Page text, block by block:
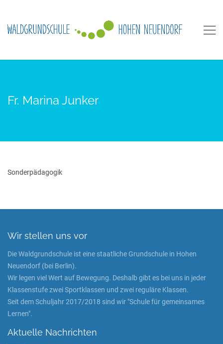
Fr. Marina Junker
Sonderpädagogik
Wir stellen uns vor
Die Waldgrundschule ist eine staatliche Grundschule in Hohen
Neuendorf (bei Berlin).
Wir legen viel Wert auf Bewegung. Deshalb gibt es bei uns in jeder
Klassenstufe zwei Sportklassen und zwei reguläre Klassen.
Seit dem Schuljahr 2017/2018 sind wir "Schule für gemeinsames
Lernen".
Aktuelle Nachrichten